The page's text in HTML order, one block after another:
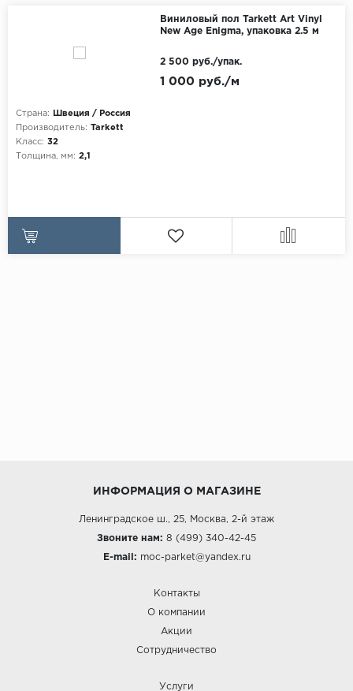
Виниловый пол Tarkett Art Vinyl
New Age Enigma, упаковка 2.5 м
Страна:
Швеция / Россия
Производитель: Tarkett
Класс: 32
Толщина, мм: 2,1
1 000 руб./м
2 500 руб./упак.
ИНФОРМАЦИЯ О МАГАЗИНЕ
Ленинградское ш., 25, Москва, 2-й этаж
Звоните нам: 8 (499) 340-42-45
E-mail: moc-parket@yandex.ru
Контакты
О компании
Акции
Сотрудничество
Услуги